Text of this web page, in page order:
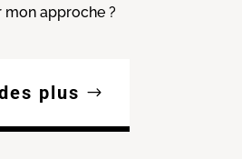
mon approche ?
plus